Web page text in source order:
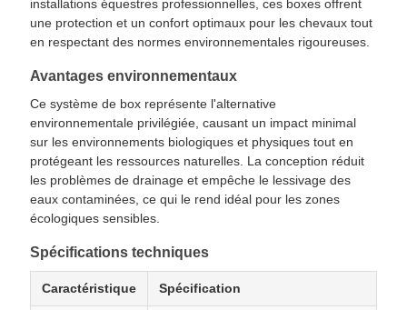
installations équestres professionnelles, ces boxes offrent
une protection et un confort optimaux pour les chevaux tout
en respectant des normes environnementales rigoureuses.
Avantages environnementaux
Ce système de box représente l'alternative
environnementale privilégiée, causant un impact minimal
sur les environnements biologiques et physiques tout en
protégeant les ressources naturelles. La conception réduit
les problèmes de drainage et empêche le lessivage des
eaux contaminées, ce qui le rend idéal pour les zones
écologiques sensibles.
Spécifications techniques
Caractéristique Spécification